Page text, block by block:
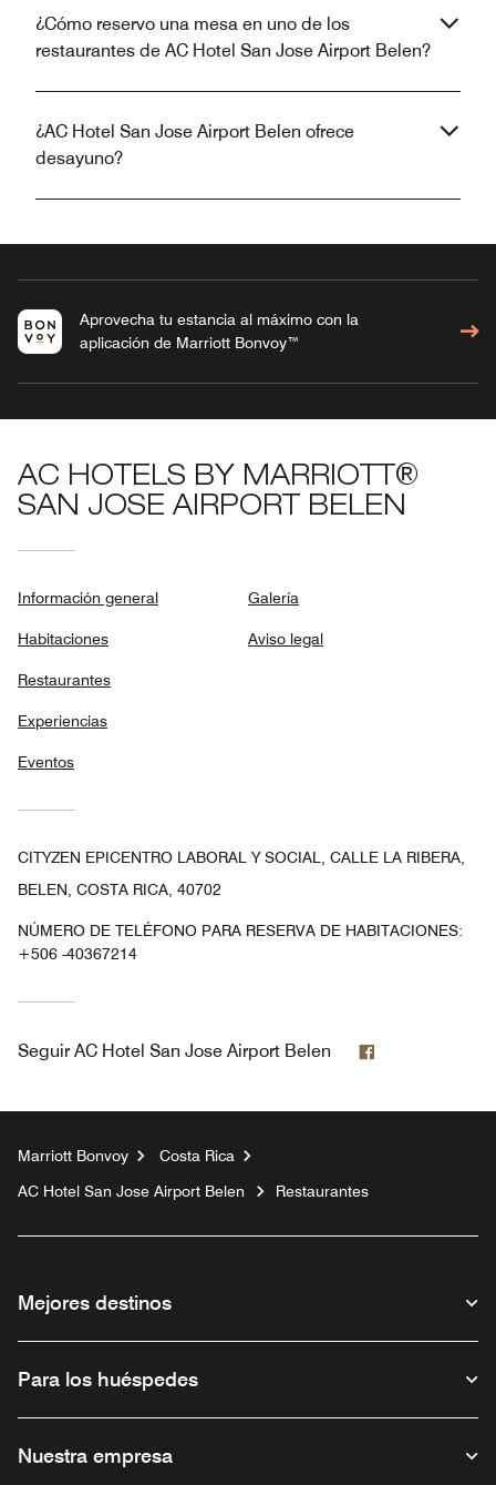
¿Cómo reservo una mesa en uno de los
restaurantes de AC Hotel San Jose Airport Belen?
¿AC Hotel San Jose Airport Belen ofrece
desayuno?
Aprovecha tu estancia al máximo con la
aplicación de Marriott Bonvoy™
AC HOTELS BY MARRIOTT®
SAN JOSE AIRPORT BELEN
Información general
Habitaciones
Restaurantes
Experiencias
Eventos
Galería
Aviso legal
CITYZEN EPICENTRO LABORAL Y SOCIAL, CALLE LA RIBERA,
BELEN, COSTA RICA, 40702
NÚMERO DE TELÉFONO PARA RESERVA DE HABITACIONES:
+506 -40367214
Seguir AC Hotel San Jose Airport Belen
Marriott Bonvoy
Costa Rica
AC Hotel San Jose Airport Belen
Restaurantes
Mejores destinos
Para los huéspedes
Nuestra empresa